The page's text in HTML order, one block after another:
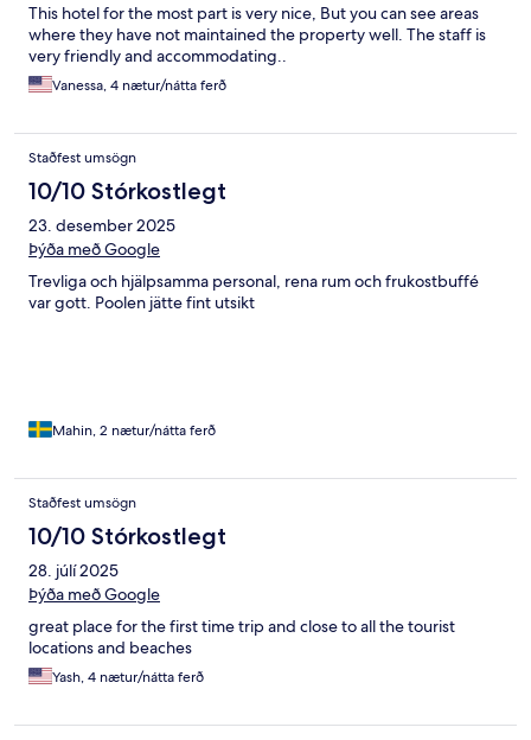
This hotel for the most part is very nice, But you can see areas
where they have not maintained the property well. The staff is
very friendly and accommodating..
Vanessa, 4 nætur/nátta ferð
Staðfest umsögn
10/10 Stórkostlegt
23. desember 2025
Þýða með Google
Trevliga och hjälpsamma personal, rena rum och frukostbuffé
var gott. Poolen jätte fint utsikt
Mahin, 2 nætur/nátta ferð
Staðfest umsögn
10/10 Stórkostlegt
28. júlí 2025
Þýða með Google
great place for the first time trip and close to all the tourist
locations and beaches
Yash, 4 nætur/nátta ferð